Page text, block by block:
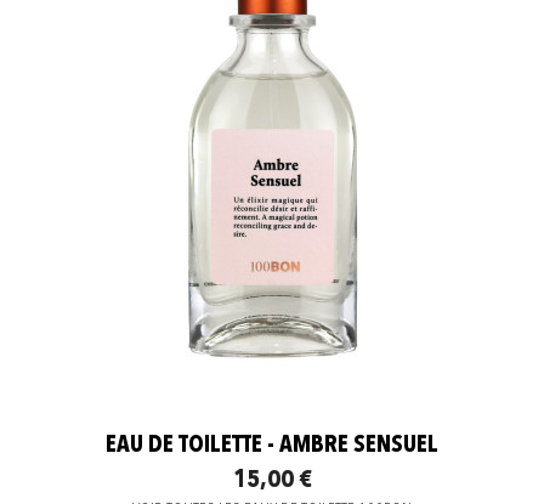
EAU DE TOILETTE - AMBRE SENSUEL
15,00 €